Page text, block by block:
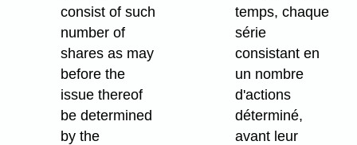
consist of such
number of
shares as may
before the
issue thereof
be determined
by the
temps, chaque
série
consistant en
un nombre
d'actions
déterminé,
avant leur